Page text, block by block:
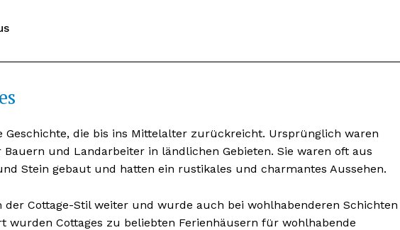
Geschichte, die bis ins Mittelalter zurückreicht. Ursprünglich waren
und Landarbeiter in ländlichen Gebieten. Sie waren oft aus
Stein gebaut und hatten ein rustikales und charmantes Aussehen.
Cottage-Stil weiter und wurde auch bei wohlhabenderen Schichten
wurden Cottages zu beliebten Ferienhäusern für wohlhabende